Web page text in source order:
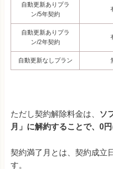
自動更新ありプラ
ン/5年契約
自動更新ありプラ
ン/2年契約
自動更新なしプラン
ただし契約解除料金は、
ソ
月」に解約することで、0
契約満了月とは、契約成立
す。